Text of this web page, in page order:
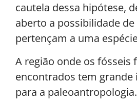
cautela dessa hipótese,
aberto a possibilidade
pertençam a uma
A região onde os fósseis
encontrados tem
para a